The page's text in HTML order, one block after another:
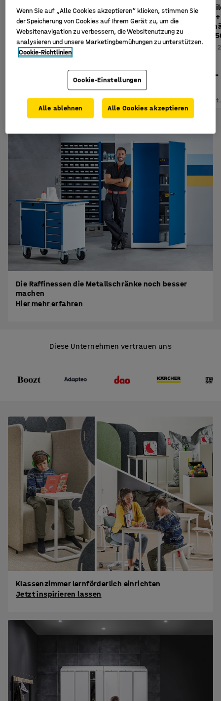
Werkzeugschrank
PROVIDE, 710 x 735
x 350 mm,
dunkelgrau
Art. Nr.:202793
Exkl. USt.
KAUFEN
Mobiler Schrank
RESTORE,
abschließbar, 1800
x 1000 x 600 mm,
blau
1.025,-
€
Exkl. USt.
REACH
120
1020 x
Art. Nr.
1.125,-
Exkl. USt.
Die Raffinessen die Metallschränke noch besser
machen
Hier mehr erfahren
Diese Unternehmen vertrauen uns
Klassenzimmer lernförderlich einrichten
Jetzt inspirieren lassen
Wenn Sie auf „Alle Cookies akzeptieren“ klicken, stimmen Sie
der Speicherung von Cookies auf Ihrem Gerät zu, um die
Websitenavigation zu verbessern, die Websitenutzung zu
analysieren und unsere Marketingbemühungen zu unterstützen.
Cookie-Richtlinien
Cookie-Einstellungen
Alle ablehnen Alle Cookies akzeptieren